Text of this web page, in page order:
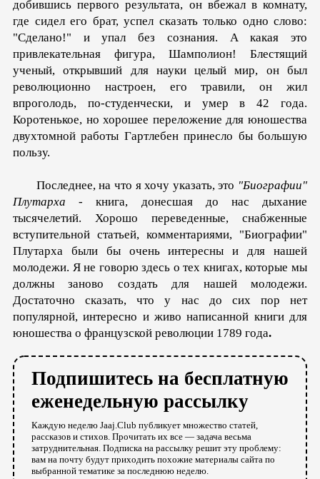
добившись первого результата, он вбежал в комнату,
где сидел его брат, успел сказать только одно слово:
"Сделано!" и упал без сознания. А какая это
привлекательная фигура, Шамполион! Блестящий
ученый, открывший для науки целый мир, он был
революционно настроен, его травили, он жил
впроголодь, по-студенчески, и умер в 42 года.
Коротенькое, но хорошее переложение для юношества
двухтомной работы Гартлебен принесло бы большую
пользу.
Последнее, на что я хочу указать, это "Биографии"
Плутарха - книга, донесшая до нас дыхание
тысячелетий. Хорошо переведенные, снабженные
вступительной статьей, комментариями, "Биографии"
Плутарха были бы очень интересны и для нашей
молодежи. Я не говорю здесь о тех книгах, которые мы
должны заново создать для нашей молодежи.
Достаточно сказать, что у нас до сих пор нет
популярной, интересно и живо написанной книги для
юношества о французской революции 1789 года.
Подпишитесь на бесплатную
еженедельную рассылку
Каждую неделю Jaaj.Club публикует множество статей,
рассказов и стихов. Прочитать их все — задача весьма
затруднительная. Подписка на рассылку решит эту проблему:
вам на почту будут приходить похожие материалы сайта по
выбранной тематике за последнюю неделю.